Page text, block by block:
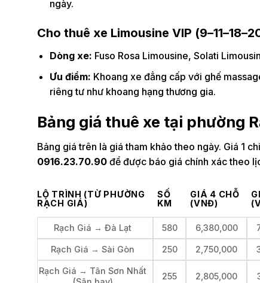
ngày.
Cho thuê xe Limousine VIP
Dòng xe: Fuso Rosa Limousine, Solati
Ưu điểm: Khoang xe đẳng cấp với ghế
riêng tư như khoang hạng thương gia.
Bảng giá thuê xe tại phường
Bảng giá trên là giá tham khảo theo ngày. Giá 1
0916.23.70.90 để được báo giá chính xác theo
LỘ TRÌNH (TỪ PHƯỜNG
RẠCH GIÁ)
SỐ
KM
GIÁ 4 CHỖ
(VNĐ)
Rạch Giá → Đà Lạt 580 6,380,000
Rạch Giá → Sài Gòn 250 2,750,000
Rạch Giá → Tân Sơn Nhất
255 2,805,000